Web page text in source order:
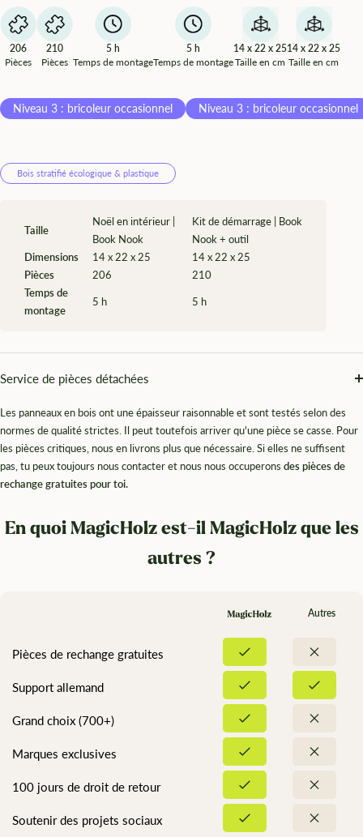
¡
206
Pièces
210
Pièces
5 h
Temps de montage
5 h
Temps de montage
14 x 22 x 25
Taille en cm
14 x 22 x 25
Taille en cm
Niveau 3 : bricoleur occasionnel Niveau 3 : bricoleur occasionnel
Bois stratifié écologique & plastique
Taille
Noël en intérieur |
Book Nook
Kit de démarrage | Book
Nook + outil
Dimensions
14 x 22 x 25
14 x 22 x 25
Pièces
206
210
Temps de
montage
5 h 5 h
Service de pièces détachées
Les panneaux en bois ont une épaisseur raisonnable et sont testés selon des
normes de qualité strictes. Il peut toutefois arriver qu'une pièce se casse. Pour
les pièces critiques, nous en livrons plus que nécessaire. Si elles ne suffisent
pas, tu peux toujours nous contacter et nous nous occuperons des pièces de
rechange gratuites pour toi.
En quoi MagicHolz est-il MagicHolz que les
autres ?
Autres
Pièces de rechange gratuites
Support allemand
Grand choix (700+)
Marques exclusives
100 jours de droit de retour
Soutenir des projets sociaux